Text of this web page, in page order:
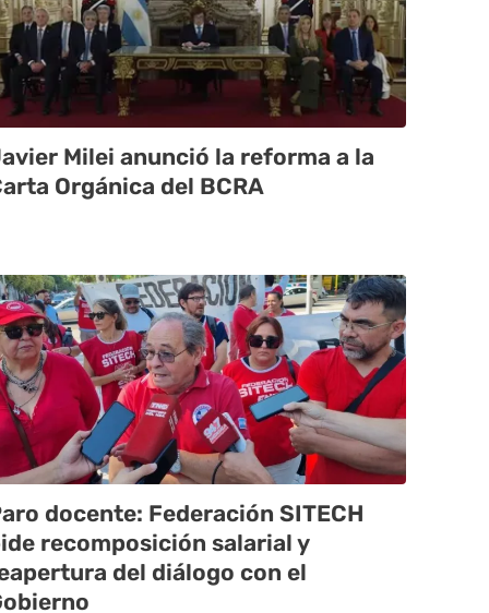
Milei anunció la reforma a la
Orgánica del BCRA
docente: Federación SITECH
recomposición salarial y
del diálogo con el